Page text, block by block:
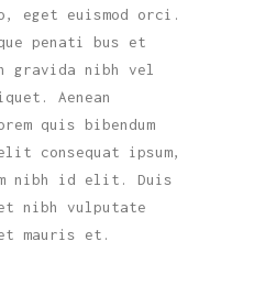
eget euismod orci.
penati bus et
gravida nibh vel
Aenean
quis bibendum
consequat ipsum,
nibh id elit. Duis
nibh vulputate
mauris et.